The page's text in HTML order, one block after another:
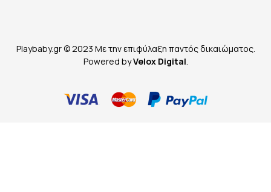
Playbaby.gr © 2023 Με την επιφύλαξη παντός δικαιώματος.
Powered byVelox Digital